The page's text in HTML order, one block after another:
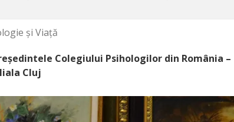
și Viață
Colegiului Psihologilor din România –
Cluj